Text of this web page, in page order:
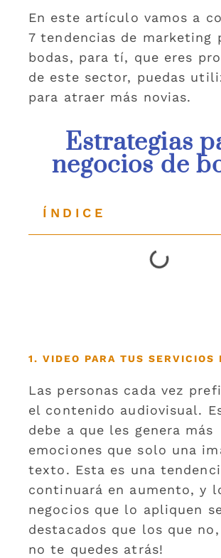
En este artículo vamos a
7 tendencias de marketing
bodas, para tí, que eres
de este sector, puedas
para atraer más novias.
Estrategias
negocios de
ÍNDICE
1. VIDEO PARA TUS SERVICIOS
Las personas cada vez
el contenido audiovisual.
debe a que les genera más
emociones que solo una
texto. Esta es una
continuará en aumento, y
negocios que lo apliquen
destacados que los que no,
no te quedes atrás!